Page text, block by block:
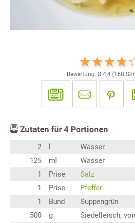
Bewertung: Ø 4,4 (168
Zutaten für 4 Portionen
2
Wasser
125
ml
Wasser
1
Prise
Salz
1
Prise
Pfeffer
1
Bund
Suppengrün
500
g
Siedefleisch,